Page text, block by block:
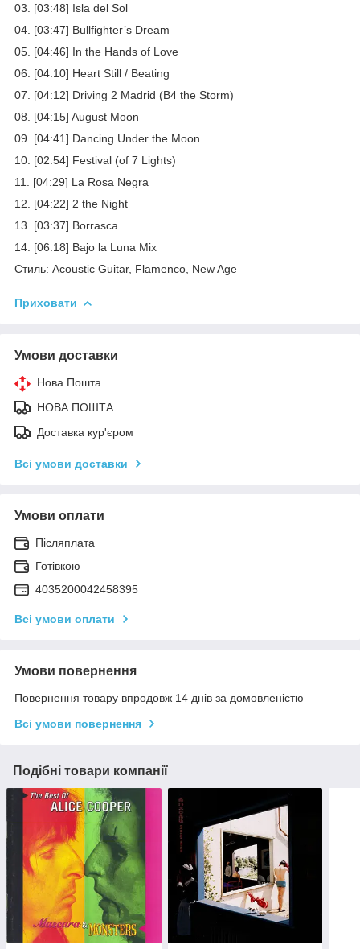
03. [03:48] Isla del Sol
04. [03:47] Bullfighter’s Dream
05. [04:46] In the Hands of Love
06. [04:10] Heart Still / Beating
07. [04:12] Driving 2 Madrid (B4 the Storm)
08. [04:15] August Moon
09. [04:41] Dancing Under the Moon
10. [02:54] Festival (of 7 Lights)
11. [04:29] La Rosa Negra
12. [04:22] 2 the Night
13. [03:37] Borrasca
14. [06:18] Bajo la Luna Mix
Стиль: Acoustic Guitar, Flamenco, New Age
Приховати
Умови доставки
Нова Пошта
НОВА ПОШТА
Доставка кур'єром
Всі умови доставки
Умови оплати
Післяплата
Готівкою
4035200042458395
Всі умови оплати
Умови повернення
Повернення товару впродовж 14 днів за домовленістю
Всі умови повернення
Подібні товари компанії